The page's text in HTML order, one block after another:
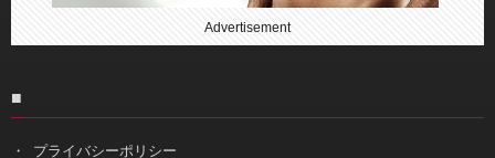
Advertisement
■
プライバシーポリシー